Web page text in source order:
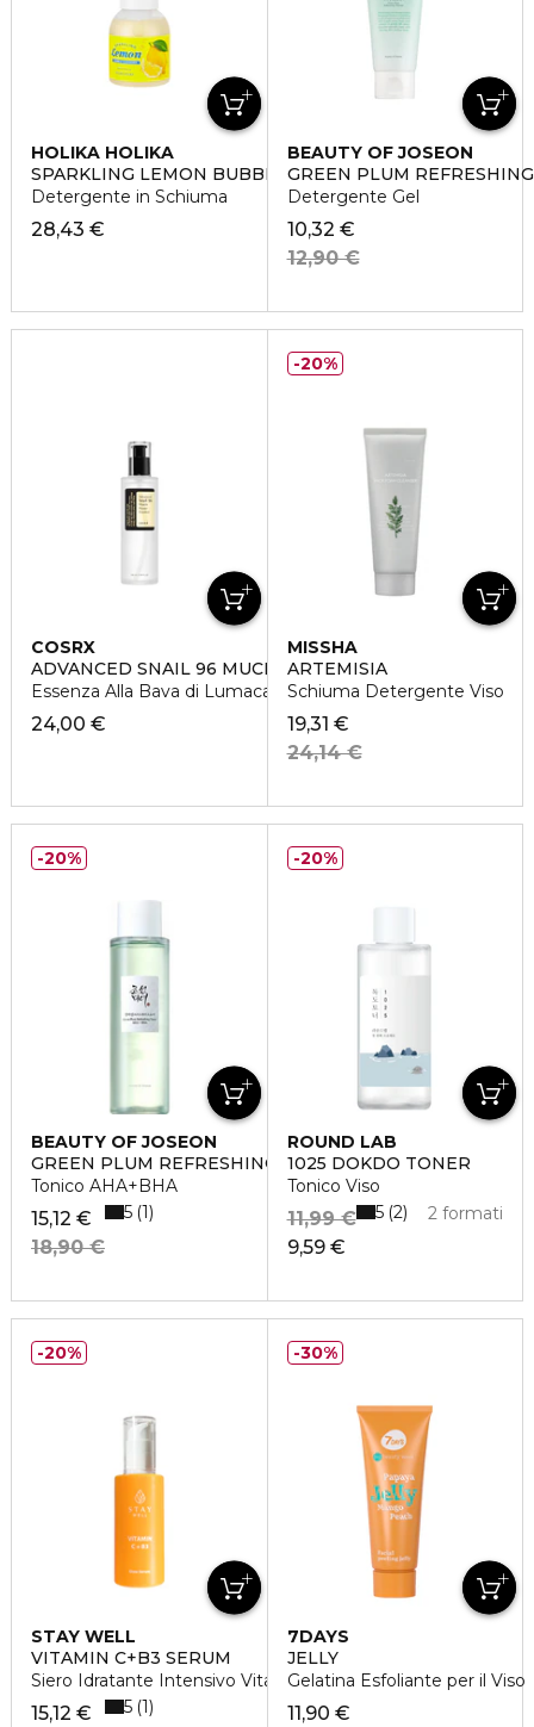
HOLIKA HOLIKA
SPARKLING LEMON BUBBLE CLEANSER
Detergente in Schiuma
28,43 €
BEAUTY OF JOSEON
GREEN PLUM
Detergente Gel
10,32 €
12,90 €
COSRX
ADVANCED SNAIL 96 MUCIN POWER ESSENCE
Essenza Alla Bava di Lumaca
24,00 €
MISSHA
ARTEMISIA
Schiuma Detergente Viso
19,31 €
24,14 €
20%
BEAUTY OF JOSEON
GREEN PLUM REFRESHING TONER
Tonico AHA+BHA
15,12 €
18,90 €
5 1
20%
ROUND LAB
1025 DOKDO TONER
Tonico Viso
9,59 €
11,99 € 2 formati
5 2
20%
STAY WELL
VITAMIN C+B3 SERUM
Siero Idratante Intensivo Vitamina C
15,12 €
5 1
20%
7DAYS
JELLY
Gelatina Esfoliante per il Viso
11,90 €
30%